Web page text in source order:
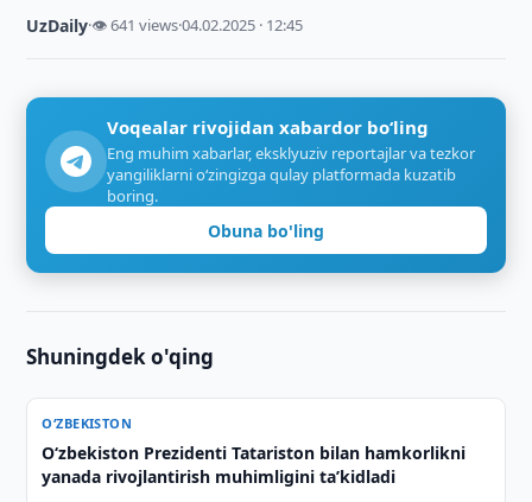
UzDaily·👁 641 views·04.02.2025 · 12:45
Voqealar rivojidan xabardor bo‘ling
Eng muhim xabarlar, eksklyuziv reportajlar va tezkor
yangiliklarni o‘zingizga qulay platformada kuzatib
boring.
Obuna bo'ling
Shuningdek o'qing
O‘ZBEKISTON
Oʻzbekiston Prezidenti Tatariston bilan hamkorlikni
yanada rivojlantirish muhimligini taʼkidladi